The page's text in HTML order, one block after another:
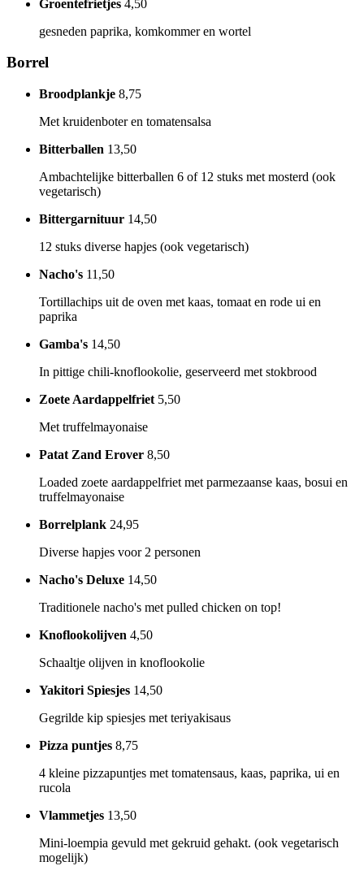
Groentefrietjes 4,50
gesneden paprika, komkommer en wortel
Borrel
Broodplankje 8,75
Met kruidenboter en tomatensalsa
Bitterballen 13,50
Ambachtelijke bitterballen 6 of 12 stuks met mosterd (ook
vegetarisch)
Bittergarnituur 14,50
12 stuks diverse hapjes (ook vegetarisch)
Nacho's 11,50
Tortillachips uit de oven met kaas, tomaat en rode ui en
paprika
Gamba's 14,50
In pittige chili-knoflookolie, geserveerd met stokbrood
Zoete Aardappelfriet 5,50
Met truffelmayonaise
Patat Zand Erover 8,50
Loaded zoete aardappelfriet met parmezaanse kaas, bosui en
truffelmayonaise
Borrelplank 24,95
Diverse hapjes voor 2 personen
Nacho's Deluxe 14,50
Traditionele nacho's met pulled chicken on top!
Knoflookolijven 4,50
Schaaltje olijven in knoflookolie
Yakitori Spiesjes 14,50
Gegrilde kip spiesjes met teriyakisaus
Pizza puntjes 8,75
4 kleine pizzapuntjes met tomatensaus, kaas, paprika, ui en
rucola
Vlammetjes 13,50
Mini-loempia gevuld met gekruid gehakt. (ook vegetarisch
mogelijk)